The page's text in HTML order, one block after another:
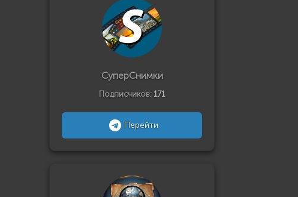
СуперСнимки
Подписчиков: 171
Перейти